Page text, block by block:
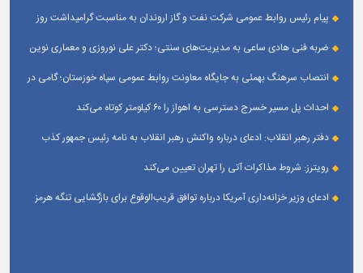
پیام رئیس روابط عمومی شركت نفت و گاز اروندان به مناسبت گرامیداشت روز
ضربه فنی هادی ساعی به مدیریت‌های سنتی؛ دکتر علی نوروزی و معماری نوین
انتصاب سرهنگ بهمئی به جایگاه معاونت روابط عمومی سپاه خوزستان؛ گامی در
احداث پل مسیر خسرج دسترسی به اهواز را ۶۰ کیلومتر کوتاه می‌کند
دفتر رهبر انقلاب: ادعای درباره واکنش رهبر انقلاب به نامه رئیس جمهور کذب
رویترز: شروط مذاکرات آتی را تهران تعیین می‌کند
ادعای وزیر خزانه‌داری آمریکا درباره توافق قریب‌الوقوع برای بازگشایی تنگه هرمز